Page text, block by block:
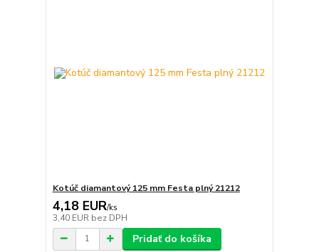
Kotúč diamantový 125 mm Festa plný 21212
4,18 EUR/ks
3,40 EUR bez DPH
Pridať do košíka